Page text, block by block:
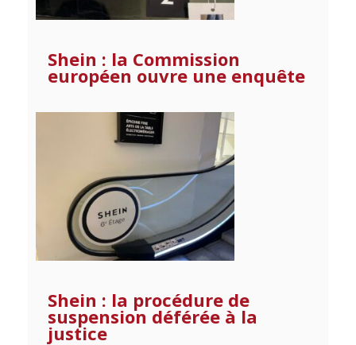
Shein : la Commission
européen ouvre une enquête
Shein : la procédure de
suspension déférée à la
justice